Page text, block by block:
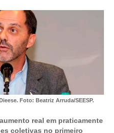
ANUIDADE DE SÓCIO
Foto: Beatriz Arruda/SEESP.
real em praticamente
coletivas no primeiro